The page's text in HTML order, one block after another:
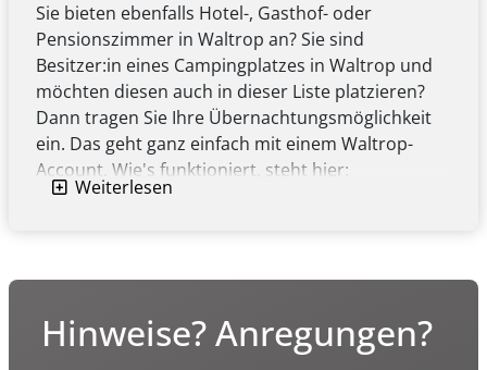
Sie bieten ebenfalls Hotel-, Gasthof- oder
Pensionszimmer in Waltrop an? Sie sind
Besitzer:in eines Campingplatzes in Waltrop und
möchten diesen auch in dieser Liste platzieren?
Dann tragen Sie Ihre Übernachtungsmöglichkeit
ein. Das geht ganz einfach mit einem Waltrop-
Account. Wie's funktioniert, steht hier:
Weiterlesen
Hinweise? Anregungen?